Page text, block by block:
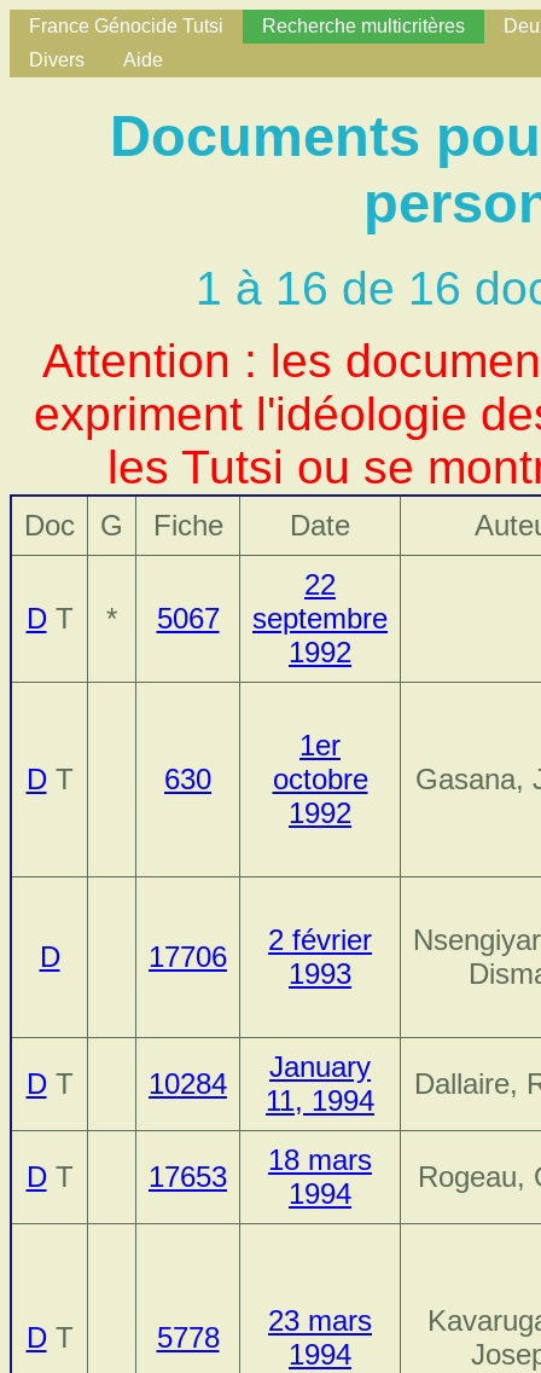
France Génocide Tutsi Recherche multicritères
Divers
Aide
Documents
1 à 16 de 16
Attention : les
expriment l'idéologie
les Tutsi ou se
Doc G Fiche Date
DT * 5067
22
septembre
1992
DT 630
1er
octobre
1992
Gasana,
D 17706
2 février
1993
DT 10284
January
11, 1994
Dallaire,
DT 17653
18 mars
1994
Rogeau,
DT 5778
23 mars
1994